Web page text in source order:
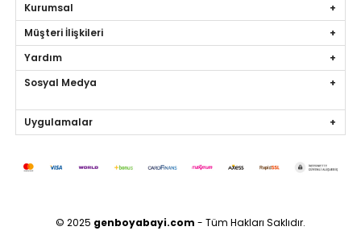
Kurumsal
Müşteri İlişkileri
Yardım
Sosyal Medya
Uygulamalar
© 2025 genboyabayi.com - Tüm Hakları Saklıdır.